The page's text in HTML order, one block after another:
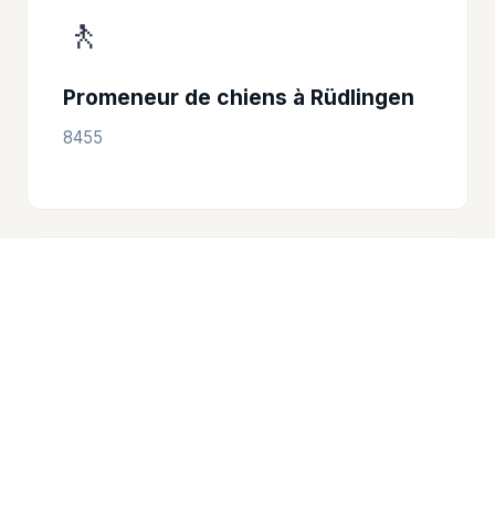
🚶
Promeneur de chiens à Rüdlingen
8455